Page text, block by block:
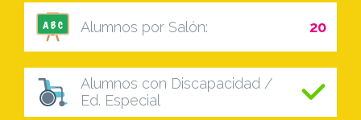
Alumnos por Salón: 20
Alumnos con Discapacidad /
Ed. Especial